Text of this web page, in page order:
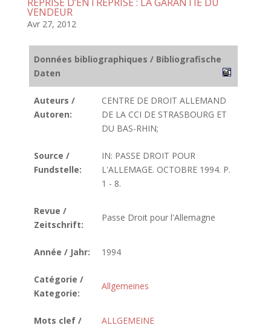
VENDEUR
Avr 27, 2012
Données bibliographiques / Bibliografische
Daten
Auteurs /
Autoren:
CENTRE DE DROIT ALLEMAND
DE LA CCI DE STRASBOURG ET
DU BAS-RHIN;
Source /
Fundstelle:
IN: PASSE DROIT POUR
L'ALLEMAGE. OCTOBRE 1994. P.
1 - 8.
Revue /
Zeitschrift:
Passe Droit pour l'Allemagne
Année / Jahr: 1994
Catégorie /
Kategorie:
Allgemeines
Mots clef /
ALLGEMEINE